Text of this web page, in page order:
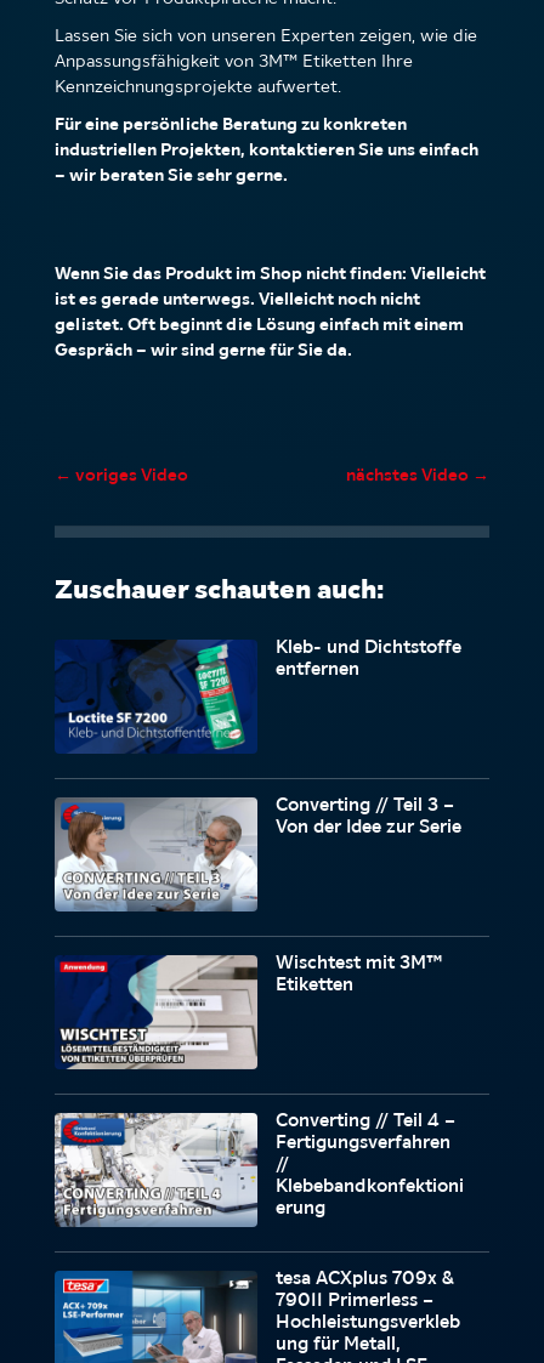
Lassen Sie sich von unseren Experten zeigen, wie die
Anpassungsfähigkeit von 3M™ Etiketten Ihre
Kennzeichnungsprojekte aufwertet.
Für eine persönliche Beratung zu konkreten
industriellen Projekten, kontaktieren Sie uns einfach
– wir beraten Sie sehr gerne.
Wenn Sie das Produkt im Shop nicht finden: Vielleicht
ist es gerade unterwegs. Vielleicht noch nicht
gelistet. Oft beginnt die Lösung einfach mit einem
Gespräch – wir sind gerne für Sie da.
← voriges Video nächstes Video →
Zuschauer schauten auch:
Kleb- und Dichtstoffe
entfernen
Converting // Teil 3 –
Von der Idee zur Serie
Wischtest mit 3M™
Etiketten
Converting // Teil 4 –
Fertigungsverfahren
//
Klebebandkonfektioni
erung
tesa ACXplus 709x &
79011 Primerless –
Hochleistungsverkleb
ung für Metall,